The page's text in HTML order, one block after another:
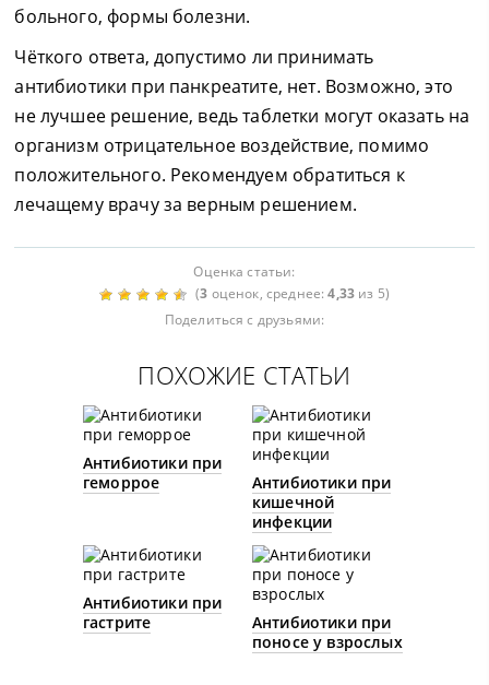
больного, формы болезни.
Чёткого ответа, допустимо ли принимать
антибиотики при панкреатите, нет. Возможно, это
не лучшее решение, ведь таблетки могут оказать на
организм отрицательное воздействие, помимо
положительного. Рекомендуем обратиться к
лечащему врачу за верным решением.
Оценка статьи:
(3 оценок, среднее:4,33 из 5)
Поделиться с друзьями:
ПОХОЖИЕ СТАТЬИ
Антибиотики при
геморрое
Антибиотики при
кишечной
инфекции
Антибиотики при
гастрите
Антибиотики при
поносе у взрослых